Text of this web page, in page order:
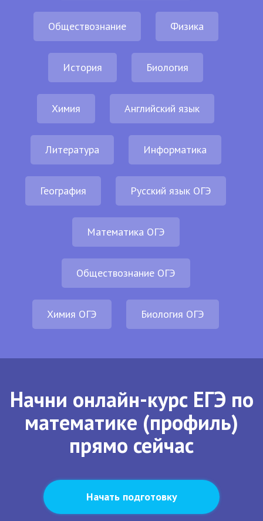
Обществознание Физика
История Биология
Химия Английский язык
Литература Информатика
География Русский язык ОГЭ
Математика ОГЭ
Обществознание ОГЭ
Химия ОГЭ Биология ОГЭ
Начни онлайн-курс ЕГЭ по
математике (профиль)
прямо сейчас
Начать подготовку